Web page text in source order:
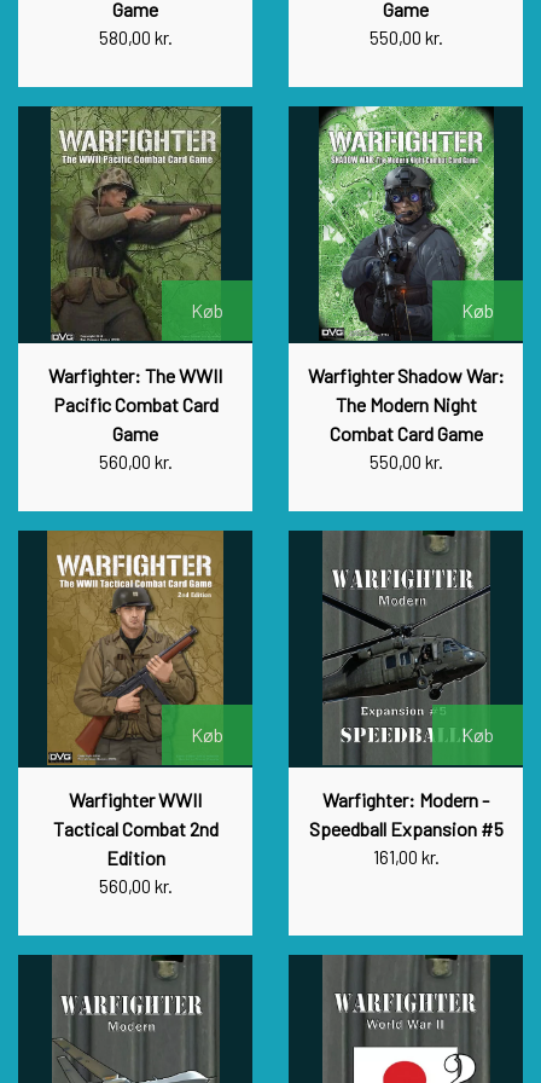
Game
580,00 kr.
Game
550,00 kr.
Køb
Warfighter: The WWII
Pacific Combat Card
Game
560,00 kr.
Køb
Warfighter Shadow War:
The Modern Night
Combat Card Game
550,00 kr.
Køb
Warfighter WWII
Tactical Combat 2nd
Edition
560,00 kr.
Køb
Warfighter: Modern -
Speedball Expansion #5
161,00 kr.